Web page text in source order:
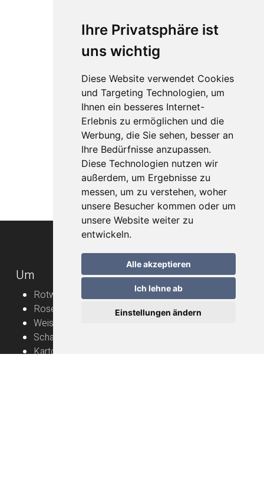
Ihre Privatsphäre ist
uns wichtig
Diese Website verwendet Cookies
und Targeting Technologien, um
Ihnen ein besseres Internet-
Erlebnis zu ermöglichen und die
Werbung, die Sie sehen, besser an
Ihre Bedürfnisse anzupassen.
Diese Technologien nutzen wir
außerdem, um Ergebnisse zu
messen, um zu verstehen, woher
unsere Besucher kommen oder um
unsere Website weiter zu
entwickeln.
Alle akzeptieren
Ich lehne ab
Einstellungen ändern
Um
Rotweine
Roséweine
Weissweine
Schaumweine
Karton